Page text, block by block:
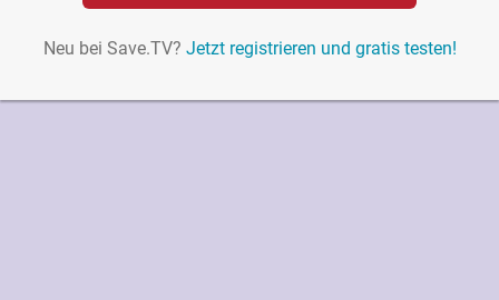
Neu bei Save.TV? Jetzt registrieren und gratis testen!